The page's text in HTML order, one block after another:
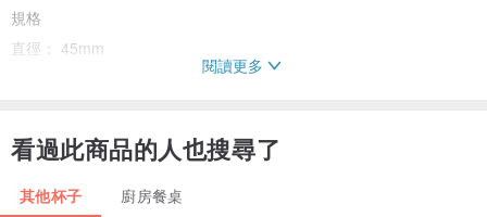
規格
直徑： 45mm
容量：150 ml
閱讀更多
看過此商品的人也搜尋了
其他杯子 廚房餐桌